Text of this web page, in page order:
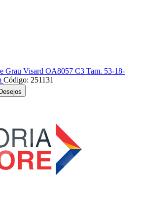
Grau Visard OA8057 C3 Tam. 53-18-
Código: 251131